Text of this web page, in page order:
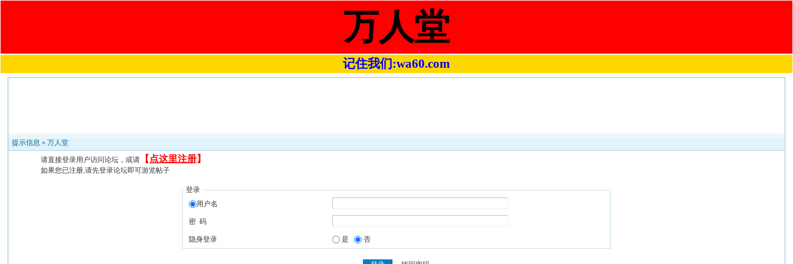
万人堂
记住我们:wa60.com
提示信息 »万人堂
请直接登录用户访问论坛，或请 【 点这里注册】
如果您已注册,请先登录论坛即可游览帖子
登录
用户名
密 码
隐身登录 是 否